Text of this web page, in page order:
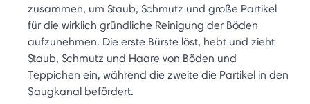
zusammen, um Staub, Schmutz und große Partikel
für die wirklich gründliche Reinigung der Böden
aufzunehmen. Die erste Bürste löst, hebt und zieht
Staub, Schmutz und Haare von Böden und
Teppichen ein, während die zweite die Partikel in den
Saugkanal befördert.